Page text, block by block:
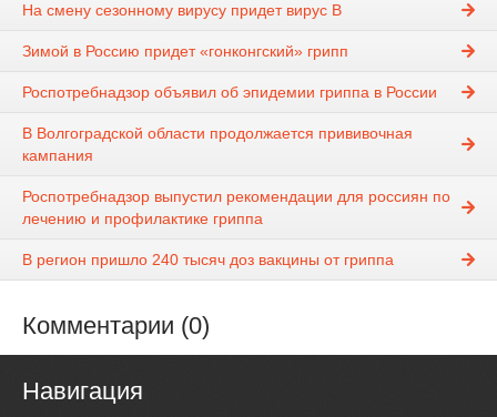
На смену сезонному вирусу придет вирус B
Зимой в Россию придет «гонконгский» грипп
Роспотребнадзор объявил об эпидемии гриппа в России
В Волгоградской области продолжается прививочная
кампания
Роспотребнадзор выпустил рекомендации для россиян по
лечению и профилактике гриппа
В регион пришло 240 тысяч доз вакцины от гриппа
Комментарии (0)
Навигация